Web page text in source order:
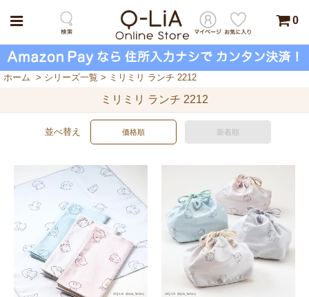
0
ホーム > シリーズ一覧 > ミリミリ ランチ 2212
ミリミリ ランチ 2212
並べ替え 価格順 新着順